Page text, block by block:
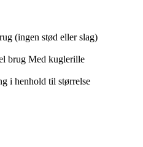
(ingen stød eller slag)
brug Med kuglerille
i henhold til størrelse